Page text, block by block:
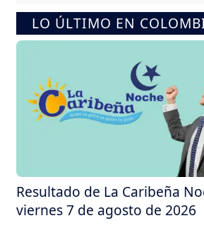
LO ÚLTIMO EN
Resultado de La Caribeña
viernes 7 de agosto de 2026